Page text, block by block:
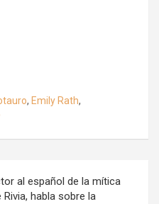
, Emily Rath,
al español de la mítica
habla sobre la